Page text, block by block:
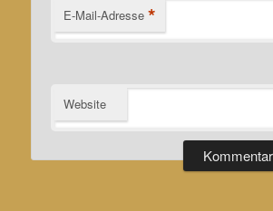
E-Mail-Adresse *
Website